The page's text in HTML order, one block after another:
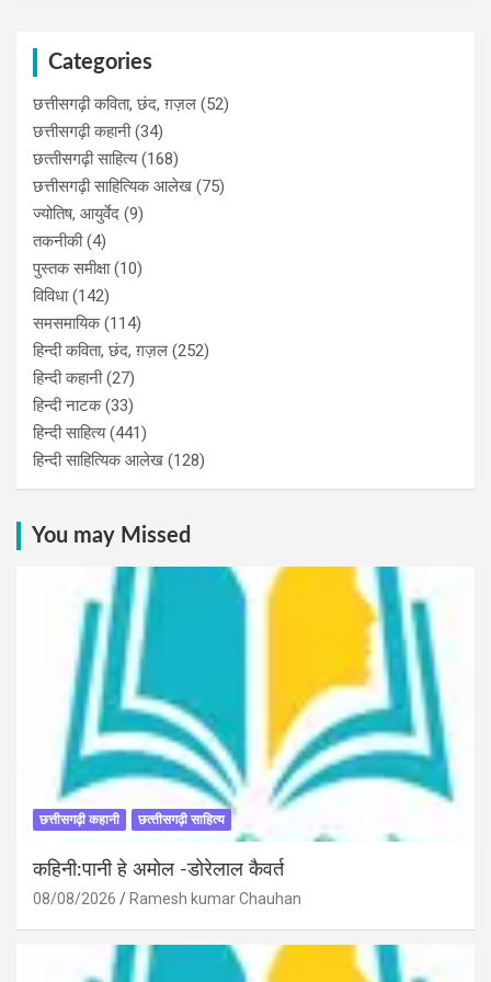
Categories
छत्तीसगढ़ी कविता, छंद, ग़ज़ल (52)
छत्तीसगढ़ी कहानी(34)
छत्‍तीसगढ़ी साहित्‍य(168)
छत्तीसगढ़ी साहित्यिक आलेख (75)
ज्योतिष, आयुर्वेद (9)
तकनीकी(4)
पुस्‍तक समीक्षा(10)
विविधा(142)
समसमायिक(114)
हिन्दी कविता, छंद, ग़ज़ल (252)
हिन्दी कहानी(27)
हिन्‍दी नाटक(33)
हिन्दी साहित्य(441)
हिन्दी साहित्यिक आलेख (128)
You may Missed
छत्तीसगढ़ी कहानी छत्‍तीसगढ़ी साहित्‍य
कहिनी:पानी हे अमोल -डोरेलाल कैवर्त
08/08/2026 Ramesh kumar Chauhan